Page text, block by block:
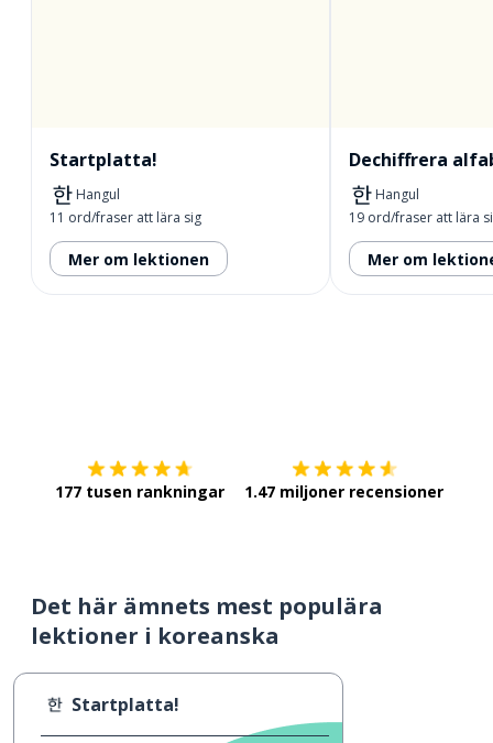
Startplatta!
Hangul
11 ord/fraser att lära sig
Mer om lektionen
Dechiffrera
Hangul
19 ord/fraser att lära
Mer om
177 tusen rankningar 1.47 miljoner recensioner
Det här ämnets mest populära
lektioner i koreanska
Startplatta!